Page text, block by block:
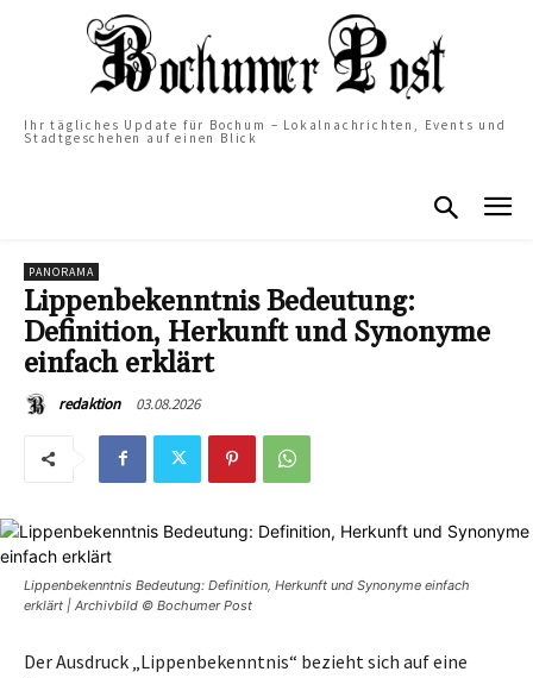
Ihr tägliches Update für Bochum – Lokalnachrichten, Events und
Stadtgeschehen auf einen Blick
PANORAMA
Lippenbekenntnis Bedeutung:
Definition, Herkunft und Synonyme
einfach erklärt
redaktion 03.08.2026
Lippenbekenntnis Bedeutung: Definition, Herkunft und Synonyme einfach
erklärt | Archivbild © Bochumer Post
Der Ausdruck „Lippenbekenntnis“ bezieht sich auf eine